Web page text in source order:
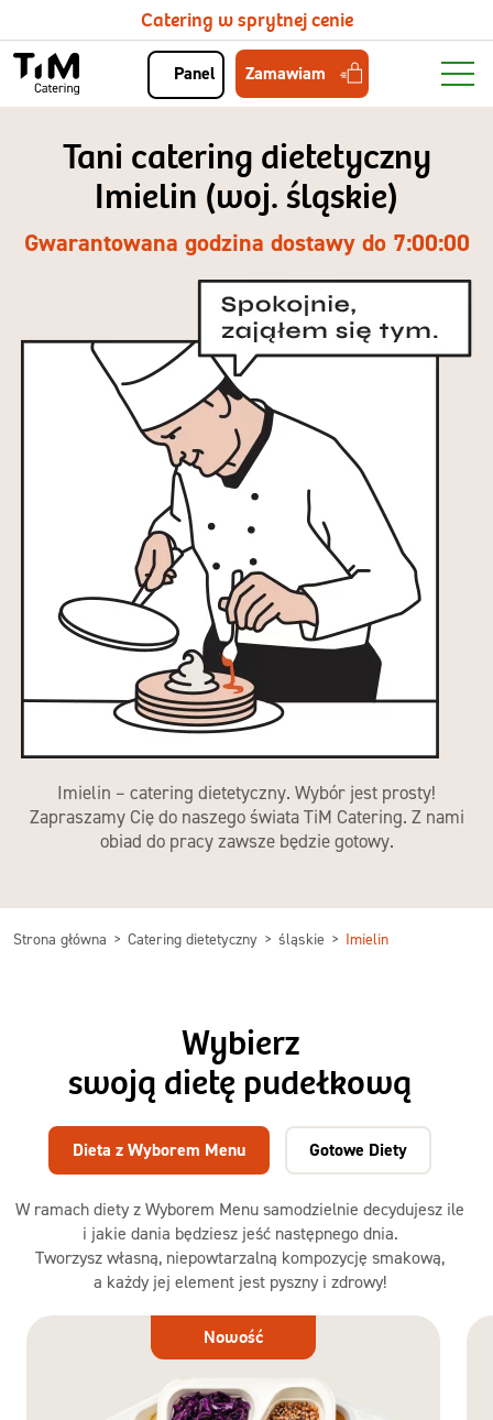
Catering w sprytnej cenie
Panel Zamawiam
Tani catering dietetyczny
Imielin (woj. śląskie)
Gwarantowana godzina dostawy do 7:00:00
Imielin – catering dietetyczny. Wybór jest prosty!
Zapraszamy Cię do naszego świata TiM Catering. Z nami
obiad do pracy zawsze będzie gotowy.
Strona główna Catering dietetyczny śląskie Imielin
Wybierz
swoją dietę pudełkową
W ramach diety z Wyborem Menu samodzielnie decydujesz ile
i jakie dania będziesz jeść następnego dnia.
Tworzysz własną, niepowtarzalną kompozycję smakową,
a każdy jej element jest pyszny i zdrowy!
Dieta z Wyborem Menu Gotowe Diety
Dieta
Nowość